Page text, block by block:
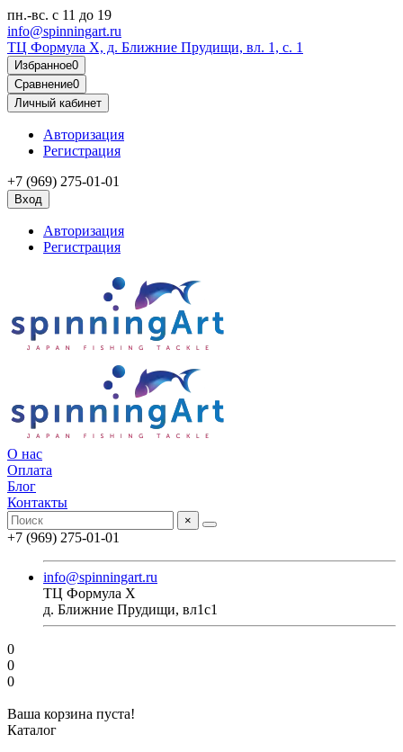
пн.-вс. с 11 до 19
info@spinningart.ru
ТЦ Формула X, д. Ближние Прудищи, вл. 1, с. 1
Избранное0
Сравнение0
Личный кабинет
Авторизация
Регистрация
+7 (969) 275-01-01
Вход
Авторизация
Регистрация
О нас
Оплата
Блог
Контакты
×
+7 (969) 275-01-01
info@spinningart.ru
ТЦ Формула X
д. Ближние Прудищи, вл1с1
0
0
0
Ваша корзина пуста!
Каталог